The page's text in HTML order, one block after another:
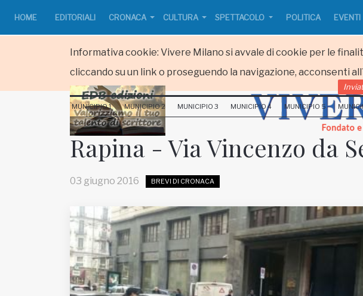
Informativa cookie: Vivere Milano si avvale di cookie per le
cliccando su un link o proseguendo la navigazione, acconsenti
HOME EDITORIALI CRONACA CULTURA SPETTACOLO POLITICA EVENTI
www.viveremilano.info
Fondato e diretto da Enzo De
EDB edizioni - Via Brivio angolo C.
Imbonati, 89 20159 Milano (Italia)
MUNICIPIO 1 MUNICIPIO 2 MUNICIPIO 3 MUNICIPIO 4 MUNICIPIO 5
Rapina - Via Vincenzo da
03 giugno 2016 BREVI DI CRONACA